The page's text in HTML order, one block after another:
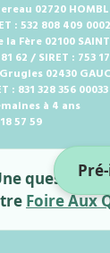
02720
: 532 808 409
Fère 02100
62 / SIRET : 753
02430
: 831 328 356 00033
à 4 ans
57 59
question ?
Foire Aux